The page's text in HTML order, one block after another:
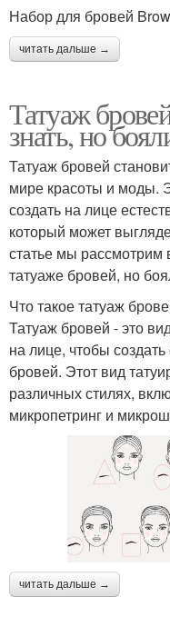
Набор для бровей
читать дальше →
Татуаж
знать, но
Татуаж бровей
мире красоты и моды.
создать на лице
который может
статье мы рассмотрим
татуаже бровей, но
Что такое татуаж
Татуаж бровей - это
на лице, чтобы
бровей. Этот вид
различных стилях,
микропетринг и
читать дальше →